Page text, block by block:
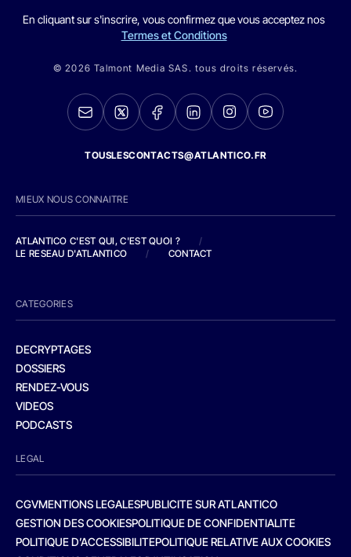
En cliquant sur s'inscrire, vous confirmez que vous acceptez nos
Termes et Conditions
© 2026 Talmont Media SAS. tous droits réservés.
TOUSLESCONTACTS@ATLANTICO.FR
MIEUX NOUS CONNAITRE
ATLANTICO C'EST QUI, C'EST QUOI ?
/
LE RESEAU D'ATLANTICO
/ CONTACT
CATEGORIES
DECRYPTAGES
DOSSIERS
RENDEZ-VOUS
VIDEOS
PODCASTS
LEGAL
CGVMENTIONS LEGALESPUBLICITE SUR ATLANTICO
GESTION DES COOKIESPOLITIQUE DE CONFIDENTIALITE
POLITIQUE D’ACCESSIBILITEPOLITIQUE RELATIVE AUX COOKIES